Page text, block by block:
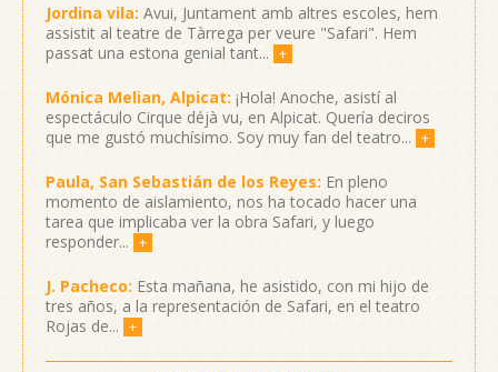
Jordina vila: Avui, Juntament amb altres escoles, hem
assistit al teatre de Tàrrega per veure "Safari". Hem
passat una estona genial tant... +
Mónica Melian, Alpicat: ¡Hola! Anoche, asistí al
espectáculo Cirque déjà vu, en Alpicat. Quería deciros
que me gustó muchísimo. Soy muy fan del teatro... +
Paula, San Sebastián de los Reyes: En pleno
momento de aislamiento, nos ha tocado hacer una
tarea que implicaba ver la obra Safari, y luego
responder... +
J. Pacheco: Esta mañana, he asistido, con mi hijo de
tres años, a la representación de Safari, en el teatro
Rojas de... +